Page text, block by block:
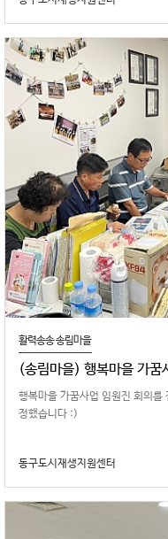
활력송송 송림마을
(송림마을) 행복마을 가꿈
행복마을 가꿈사업 임원진 회의를
정했습니다 :)
동구도시재생지원센터